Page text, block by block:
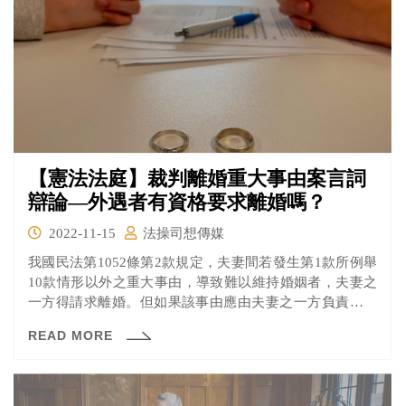
【憲法法庭】裁判離婚重大事由案言詞
辯論—外遇者有資格要求離婚嗎？
2022-11-15
法操司想傳媒
我國民法第1052條第2款規定，夫妻間若發生第1款所例舉
10款情形以外之重大事由，導致難以維持婚姻者，夫妻之
一方得請求離婚。但如果該事由應由夫妻之一方負責者，
導致婚姻無法存續，那只有「沒外遇」的一方有資格向法
責任較輕的一方可以訴請離婚，算不算侵害人民的婚姻自
由？若因此沒離婚，對於雙方及其他家庭成員又真的是件
READ MORE